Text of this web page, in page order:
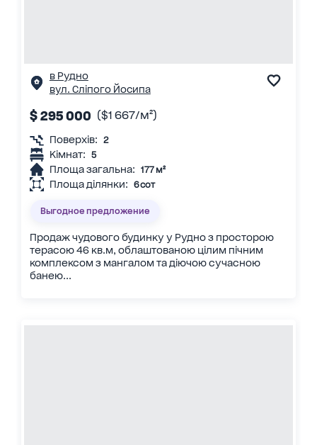
в Рудно
вул. Сліпого Йосипа
$ 295 000 ($1 667/м²)
Поверхів: 2
Кімнат: 5
Площа загальна: 177 м²
Площа ділянки: 6 сот
Выгодное предложение
Продаж чудового будинку у Рудно з просторою
терасою 46 кв.м, облаштованою цілим пічним
комплексом з мангалом та діючою сучасною
банею...